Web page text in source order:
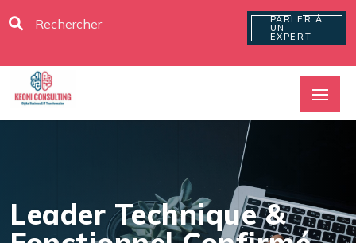
PARLER À
UN
EXPERT
Leader Technique &